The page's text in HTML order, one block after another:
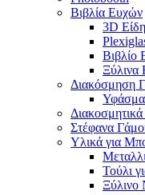
Βιβλία Ευχών
3D
Βιβλίο
Ξύλινα
Διακόσμηση
Στέφανα
Υλικά για
Τούλι
Ξύλινο